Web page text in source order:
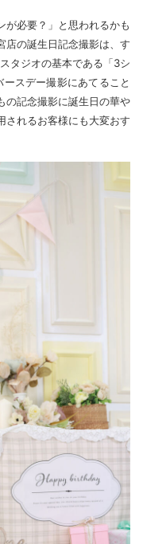
が必要？」と思われるかも
店の誕生日記念撮影は、す
タジオの基本である「3シ
スデー撮影にあてること
の記念撮影に誕生日の華や
されるお客様にも大変おす